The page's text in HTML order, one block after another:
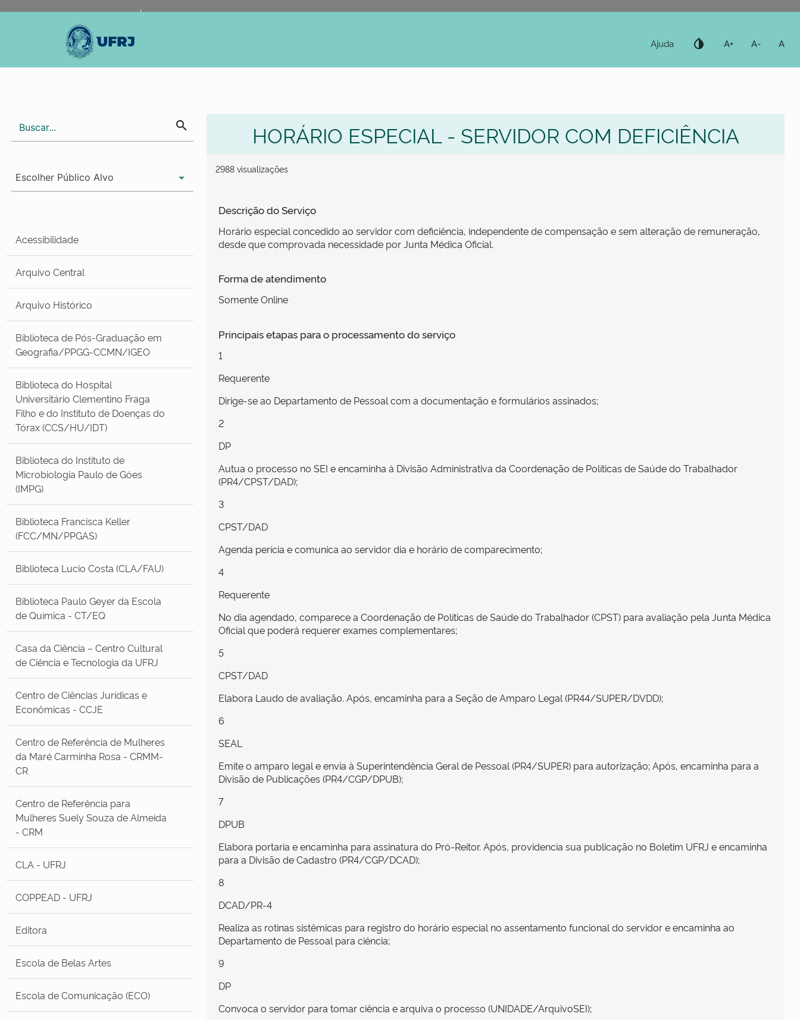
Ajuda invert_colors A+ A- A
search
Acessibilidade
Arquivo Central
Arquivo Histórico
Biblioteca de Pós-Graduação em
Geografia/PPGG-CCMN/IGEO
Biblioteca do Hospital
Universitário Clementino Fraga
Filho e do Instituto de Doenças do
Tórax (CCS/HU/IDT)
Biblioteca do Instituto de
Microbiologia Paulo de Góes
(IMPG)
Biblioteca Francisca Keller
(FCC/MN/PPGAS)
Biblioteca Lucio Costa (CLA/FAU)
Biblioteca Paulo Geyer da Escola
de Química - CT/EQ
Casa da Ciência – Centro Cultural
de Ciência e Tecnologia da UFRJ
Centro de Ciências Jurídicas e
Econômicas - CCJE
Centro de Referência de Mulheres
da Maré Carminha Rosa - CRMM-
CR
Centro de Referência para
Mulheres Suely Souza de Almeida
- CRM
CLA - UFRJ
COPPEAD - UFRJ
Editora
Escola de Belas Artes
Escola de Comunicação (ECO)
HORÁRIO ESPECIAL - SERVIDOR COM DEFICIÊNCIA
2988 visualizações
Descrição do Serviço
Horário especial concedido ao servidor com deficiência, independente de compensação e sem alteração de remuneração,
desde que comprovada necessidade por Junta Médica Oficial.
Forma de atendimento
Somente Online
Principais etapas para o processamento do serviço
1
Requerente
Dirige-se ao Departamento de Pessoal com a documentação e formulários assinados;
2
DP
Autua o processo no SEI e encaminha à Divisão Administrativa da Coordenação de Políticas de Saúde do Trabalhador
(PR4/CPST/DAD);
3
CPST/DAD
Agenda perícia e comunica ao servidor dia e horário de comparecimento;
4
Requerente
No dia agendado, comparece a Coordenação de Políticas de Saúde do Trabalhador (CPST) para avaliação pela Junta Médica
Oficial que poderá requerer exames complementares;
5
CPST/DAD
Elabora Laudo de avaliação. Após, encaminha para a Seção de Amparo Legal (PR44/SUPER/DVDD);
6
SEAL
Emite o amparo legal e envia à Superintendência Geral de Pessoal (PR4/SUPER) para autorização; Após, encaminha para a
Divisão de Publicações (PR4/CGP/DPUB);
7
DPUB
Elabora portaria e encaminha para assinatura do Pró-Reitor. Após, providencia sua publicação no Boletim UFRJ e encaminha
para a Divisão de Cadastro (PR4/CGP/DCAD);
8
DCAD/PR-4
Realiza as rotinas sistêmicas para registro do horário especial no assentamento funcional do servidor e encaminha ao
Departamento de Pessoal para ciência;
9
DP
Convoca o servidor para tomar ciência e arquiva o processo (UNIDADE/ArquivoSEI);